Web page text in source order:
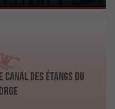
canal des étangs du